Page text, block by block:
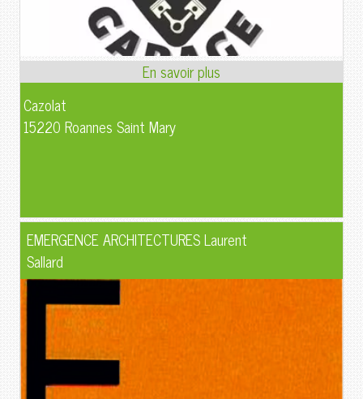
Cazolat
15220 Roannes Saint Mary
EMERGENCE ARCHITECTURES Laurent
Sallard